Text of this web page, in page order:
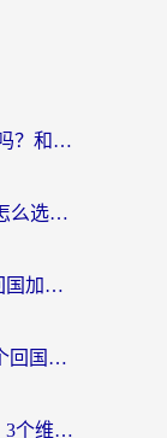
海外党必看：快帆TV版VPN好用吗？和快游VPN对比哪个回国效果更好？附实用避坑指南
海外党无忧指南：国内节点v2ray怎么选？一键回国VPN+多场景实测帮你避坑
海外党必看：如何选到最好用的回国加速器？从节点到售后的全维度指南
ChickCN VPN和洞见VPN对比哪个回国效果更好？海外党亲测3款加速器+避坑指南
海外党必看：斧牛和嘀嗒哪个好？3个维度教你选对回国加速器